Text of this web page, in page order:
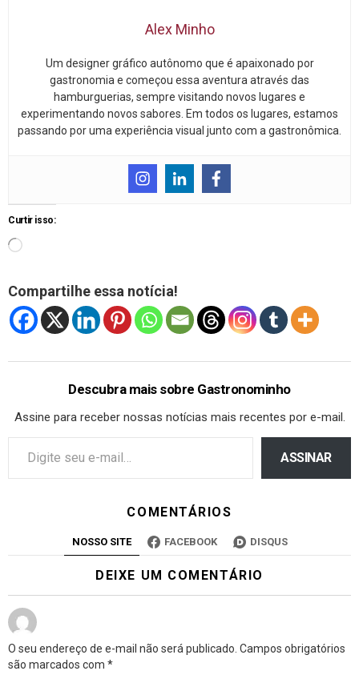
Alex Minho
Um designer gráfico autônomo que é apaixonado por
gastronomia e começou essa aventura através das
hamburguerias, sempre visitando novos lugares e
experimentando novos sabores. Em todos os lugares, estamos
passando por uma experiência visual junto com a gastronômica.
Curtir isso:
Compartilhe essa notícia!
Descubra mais sobre Gastronominho
Assine para receber nossas notícias mais recentes por e-mail.
ASSINAR
COMENTÁRIOS
NOSSO SITE FACEBOOK DISQUS
DEIXE UM COMENTÁRIO
O seu endereço de e-mail não será publicado. Campos obrigatórios
são marcados com *